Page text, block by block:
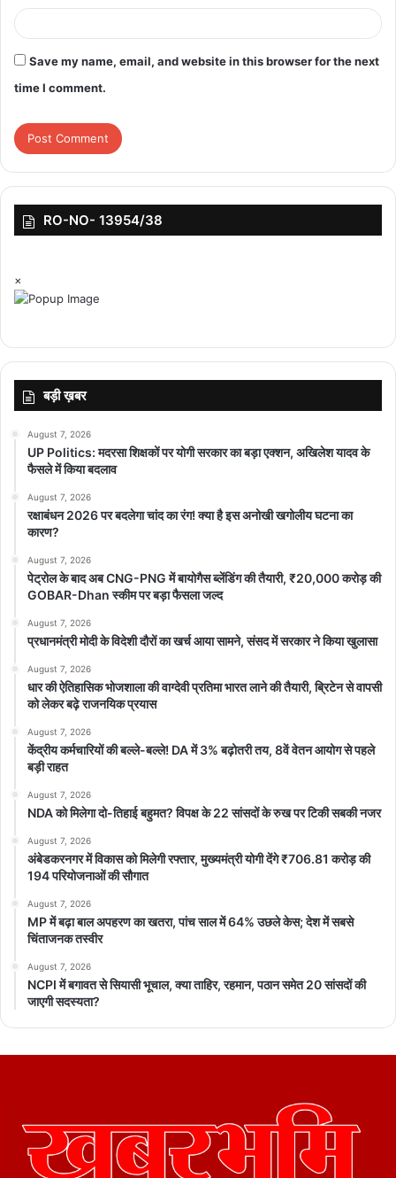
फंड जुटाने की योजना बना रही है। बाजार विशेषज्ञों को बस इंतजार करना होगा
और देखना होगा कि क्रिकेट विश्व कप 2023 से पहले आने वाले हफ्तों में नजारा
क्या पेशकश लेकर आता है।
Save my name, email, and website in this browser for the next
time I comment.
RO-NO- 13954/38
×
बड़ी ख़बर
August 7, 2026
UP Politics: मदरसा शिक्षकों पर योगी सरकार का बड़ा एक्शन, अखिलेश यादव के
फैसले में किया बदलाव
August 7, 2026
रक्षाबंधन 2026 पर बदलेगा चांद का रंग! क्या है इस अनोखी खगोलीय घटना का
कारण?
August 7, 2026
पेट्रोल के बाद अब CNG-PNG में बायोगैस ब्लेंडिंग की तैयारी, ₹20,000 करोड़ की
GOBAR-Dhan स्कीम पर बड़ा फैसला जल्द
August 7, 2026
प्रधानमंत्री मोदी के विदेशी दौरों का खर्च आया सामने, संसद में सरकार ने किया खुलासा
August 7, 2026
धार की ऐतिहासिक भोजशाला की वाग्देवी प्रतिमा भारत लाने की तैयारी, ब्रिटेन से वापसी
को लेकर बढ़े राजनयिक प्रयास
August 7, 2026
केंद्रीय कर्मचारियों की बल्ले-बल्ले! DA में 3% बढ़ोतरी तय, 8वें वेतन आयोग से पहले
बड़ी राहत
August 7, 2026
NDA को मिलेगा दो-तिहाई बहुमत? विपक्ष के 22 सांसदों के रुख पर टिकी सबकी नजर
August 7, 2026
अंबेडकरनगर में विकास को मिलेगी रफ्तार, मुख्यमंत्री योगी देंगे ₹706.81 करोड़ की
194 परियोजनाओं की सौगात
August 7, 2026
MP में बढ़ा बाल अपहरण का खतरा, पांच साल में 64% उछले केस; देश में सबसे
चिंताजनक तस्वीर
August 7, 2026
NCPI में बगावत से सियासी भूचाल, क्या ताहिर, रहमान, पठान समेत 20 सांसदों की
जाएगी सदस्यता?